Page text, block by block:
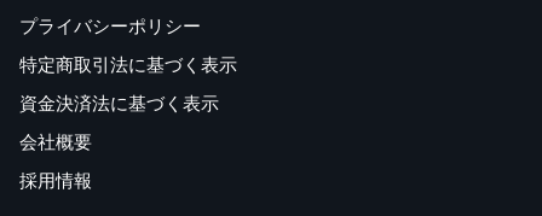
プライバシーポリシー
特定商取引法に基づく表示
資金決済法に基づく表示
会社概要
採用情報